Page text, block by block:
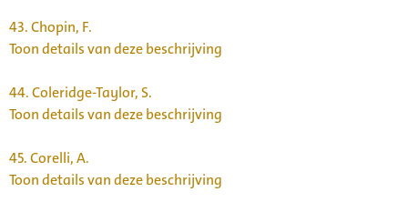
43.Chopin, F.
Toon details van deze beschrijving
44.Coleridge-Taylor, S.
Toon details van deze beschrijving
45.Corelli, A.
Toon details van deze beschrijving